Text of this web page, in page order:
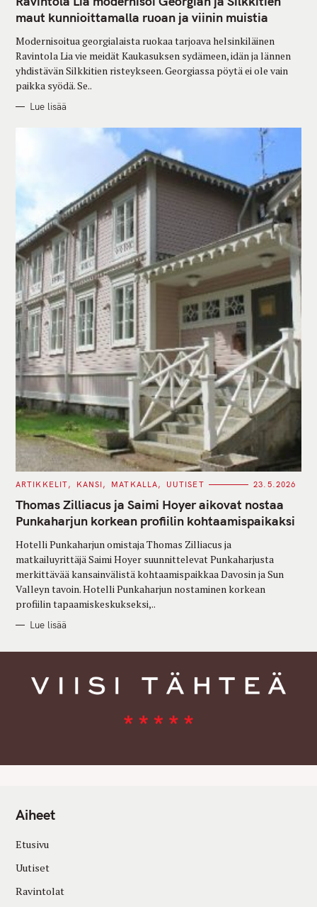
E
G
O
I
S
maut kunnioittamalla ruoan ja viinin muistia
Modernisoitua georgialaista ruokaa tarjoava helsinkiläinen
Ravintola Lia vie meidät Kaukasuksen sydämeen, idän ja lännen
yhdistävän Silkkitien risteykseen. Georgiassa pöytä ei ole vain
paikka syödä. Se..
Lue lisää
C
T
E
G
O
I
S
ARTIKKELIT KANSI MATKALLA UUTISET 23.5.2026
Thomas Zilliacus ja Saimi Hoyer aikovat nostaa
Punkaharjun korkean profiilin kohtaamispaikaksi
Hotelli Punkaharjun omistaja Thomas Zilliacus ja
matkailuyrittäjä Saimi Hoyer suunnittelevat Punkaharjusta
merkittävää kansainvälistä kohtaamispaikkaa Davosin ja Sun
Valleyn tavoin. Hotelli Punkaharjun nostaminen korkean
profiilin tapaamiskeskukseksi,..
Lue lisää
Aiheet
Etusivu
Uutiset
Ravintolat